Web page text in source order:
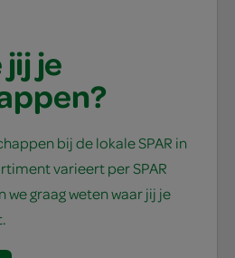
je
bij de lokale SPAR in
varieert per SPAR
graag weten waar jij je